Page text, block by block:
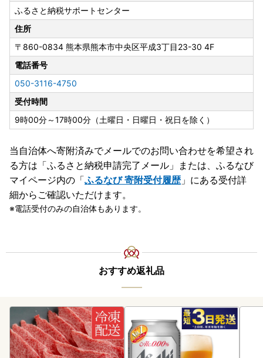
ふるさと納税サポートセンター
住所
〒860-0834 熊本県熊本市中央区平成3丁目23-30 4F
電話番号
050-3116-4750
受付時間
9時00分～17時00分（土曜日・日曜日・祝日を除く）
当自治体へ寄附済みでメールでのお問い合わせを希望され
る方は「ふるさと納税申請完了メール」 または、ふるなび
マイページ内の「ふるなび 寄附受付履歴」にある受付詳
細からご確認いただけます。
電話受付のみの自治体もあります。
おすすめ返礼品